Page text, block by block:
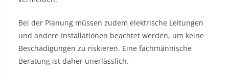
Bei der Planung müssen zudem elektrische Leitungen
und andere Installationen beachtet werden, um keine
Beschädigungen zu riskieren. Eine fachmännische
Beratung ist daher unerlässlich.